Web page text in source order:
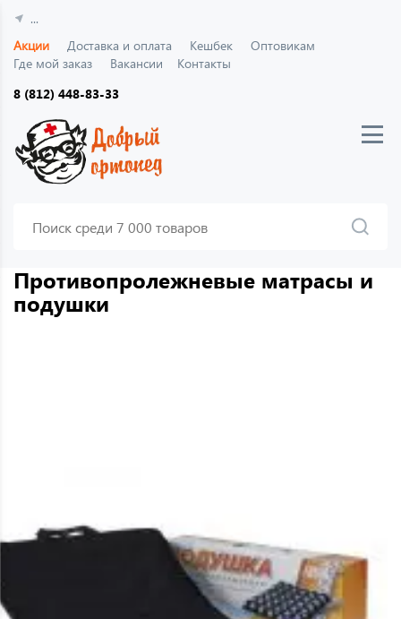
...
Акции
Доставка и оплата Кешбек
Оптовикам
Где мой заказ
Вакансии
Контакты
8 (812) 448-83-33
Противопролежневые матрасы и
подушки